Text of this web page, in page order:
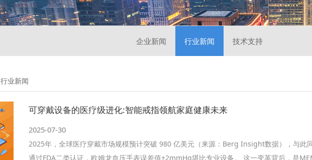
企业新闻 行业新闻 技术支持
行业新闻
可穿戴设备的医疗级进化:智能戒指领航家庭健康未来
2025-07-30
2025年，全球医疗穿戴市场规模预计突破 980 亿美元（来源：Berg Insight数据），与此
通过FDA二类认证，欧姆龙血压手表误差值±2mmHg堪比专业设备。 这一变革背后，是